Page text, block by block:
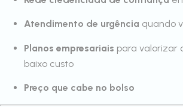
Atendimento de urgência quando
Planos empresariais para valorizar
baixo custo
Preço que cabe no bolso